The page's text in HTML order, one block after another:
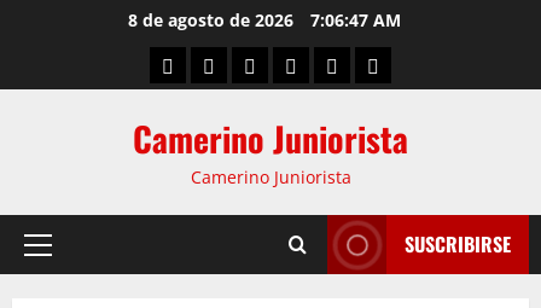
8 de agosto de 2026 7:06:47 AM
Camerino Juniorista
Camerino Juniorista
SUSCRIBIRSE